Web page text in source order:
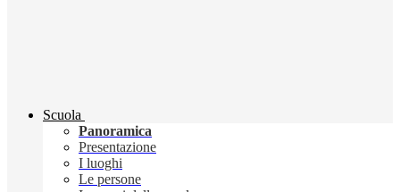
Scuola
Panoramica
Presentazione
I luoghi
Le persone